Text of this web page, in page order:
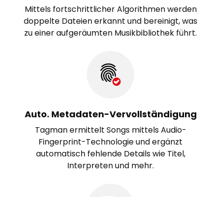
Mittels fortschrittlicher Algorithmen werden
doppelte Dateien erkannt und bereinigt, was
zu einer aufgeräumten Musikbibliothek führt.
Auto. Metadaten-Vervollständigung
Tagman ermittelt Songs mittels Audio-
Fingerprint-Technologie und ergänzt
automatisch fehlende Details wie Titel,
Interpreten und mehr.